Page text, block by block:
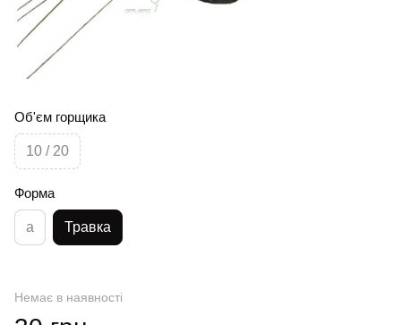
Об'єм горщика
10 / 20
Форма
а Травка
Немає в наявності